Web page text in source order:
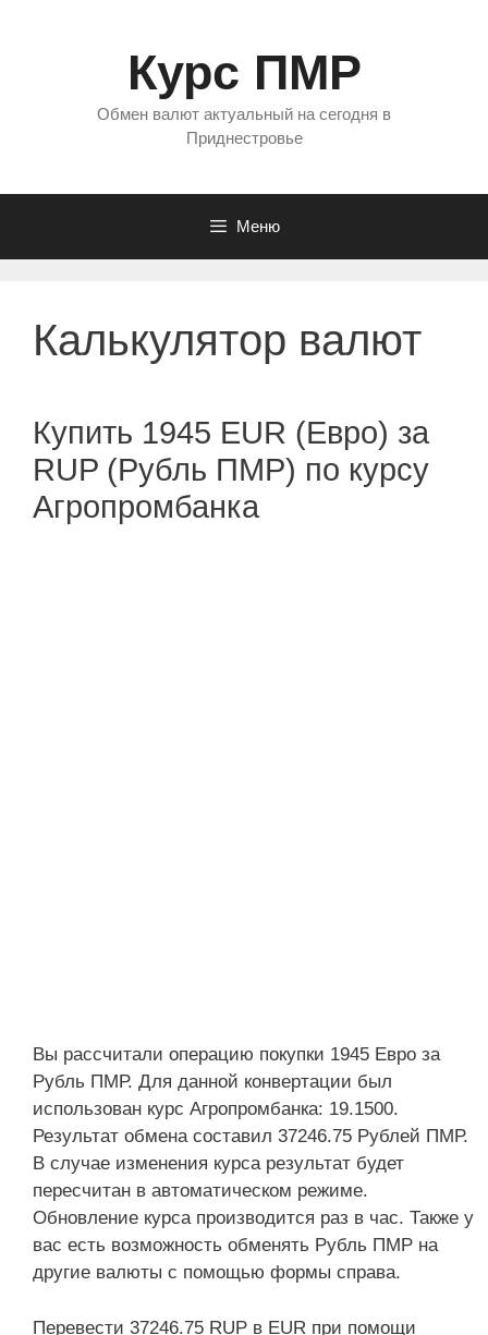
Курс ПМР
Обмен валют актуальный на сегодня в
Приднестровье
Меню
Калькулятор валют
Купить 1945 EUR (Евро) за
RUP (Рубль ПМР) по курсу
Агропромбанка
Вы рассчитали операцию покупки 1945 Евро за
Рубль ПМР. Для данной конвертации был
использован курс Агропромбанка: 19.1500.
Результат обмена составил 37246.75 Рублей ПМР.
В случае изменения курса результат будет
пересчитан в автоматическом режиме.
Обновление курса производится раз в час. Также у
вас есть возможность обменять Рубль ПМР на
другие валюты с помощью формы справа.
Перевести 37246.75 RUP в EUR при помощи